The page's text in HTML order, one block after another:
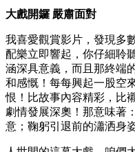
大戲開鑼 嚴肅面對
我喜愛觀賞影片，發現多
配樂立即響起，你仔細聆
涵深具意義，而且那終端
和感慨！每每興起一股空
恨！比故事內容精彩，比
劇情發展深奧！那意味著
意；鞠躬引退前的瀟洒身